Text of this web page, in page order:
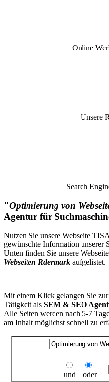
Online
Unsere
Search
"Optimierung von
Agentur für
Nutzen Sie unsere Webseite
gewünschte Information unserer
Unten finden Sie unsere
Webseiten Rdermark aufgelistet.
Mit einem Klick gelangen Sie
Tätigkeit als SEM & SEO
Alle Seiten werden nach 5-7
am Inhalt möglichst schnell zu
und oder